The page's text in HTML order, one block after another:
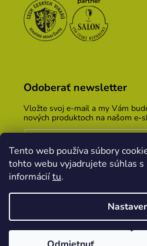
Tento web používa súbory
tohto webu vyjadrujete súhlas s
informáciítu.
Odoberať newsletter
Vložte svoj e-mail a my Vám
nových produktoch na našom e-
Vložením e-mailu súhlasíte s
osobných údajov
PRIHLÁSIŤ SA
Vytvoril Shoptet